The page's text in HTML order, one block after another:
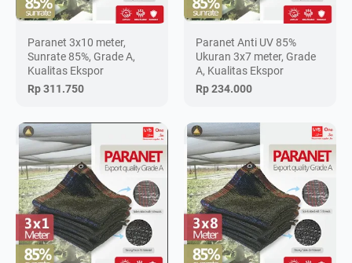
Paranet 3x10 meter,
Sunrate 85%, Grade A,
Kualitas Ekspor
Rp 311.750
Paranet Anti UV 85%
Ukuran 3x7 meter, Grade
A, Kualitas Ekspor
Rp 234.000